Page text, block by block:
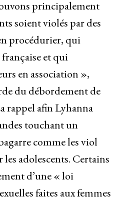
principalement
soient violés par des
procédurier, qui
et qui
en association »,
du débordement de
rappel afin Lyhanna
touchant un
comme les viol
les adolescents. Certains
d’une « loi
faites aux femmes